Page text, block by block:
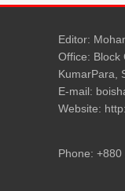
Editor:
Office: Block
KumarPara,
E-mail:
Website:
Phone: +880